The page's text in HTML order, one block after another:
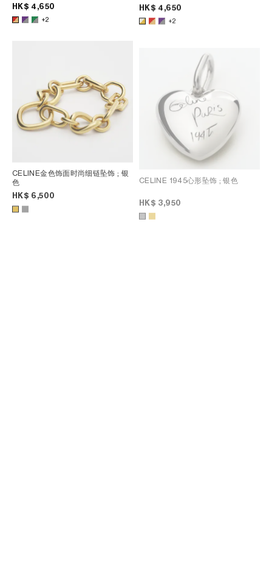
HK$ 4,650
+2
HK$ 4,650
+2
CELINE金色饰面时尚细链坠饰; 银
色
HK$ 6,500
CELINE 1945心形坠饰 ; 银色
HK$ 3,950